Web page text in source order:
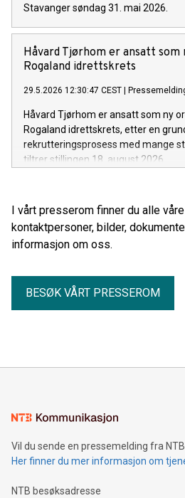
Stavanger søndag 31. mai 2026.
Håvard Tjørhom er ansatt som
Rogaland idrettskrets
29.5.2026 12:30:47 CEST
Håvard Tjørhom er ansatt som ny
Rogaland idrettskrets, etter en
rekrutteringsprosess med mange
tiltrer stillingen 18. august 2026.
I vårt presserom finner du alle
kontaktpersoner, bilder,
informasjon om oss.
BESØK VÅRT PRESSEROM
Vil du sende en pressemelding fra
Her finner du mer informasjon om
NTB besøksadresse